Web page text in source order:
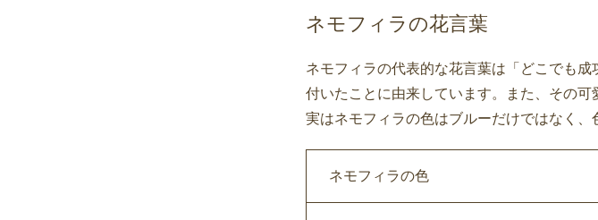
ネモフィラの花言葉
ネモフィラの代表的な花言葉は「どこでも
付いたことに由来しています。また、その可
実はネモフィラの色はブルーだけではなく、
ネモフィラの色